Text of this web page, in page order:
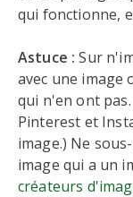
qui fonctionne,
Astuce : Sur
avec une image
qui n'en ont
Pinterest et
image.) Ne
image qui a un
créateurs